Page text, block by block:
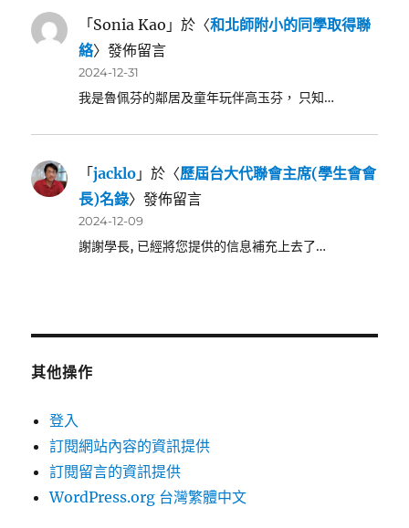
「Sonia Kao 」於〈和北師附小的同學取得聯
絡〉發佈留言
2024-12-31
我是魯佩芬的鄰居及童年玩伴高玉芬， 只知…
「jacklo 」於〈歷屆台大代聯會主席(學生會會
長)名錄〉發佈留言
2024-12-09
謝謝學長, 已經將您提供的信息補充上去了…
其他操作
登入
訂閱網站內容的資訊提供
訂閱留言的資訊提供
WordPress.org 台灣繁體中文